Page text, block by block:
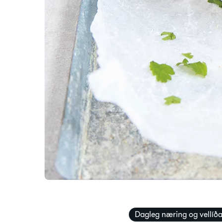
Dagleg næring og